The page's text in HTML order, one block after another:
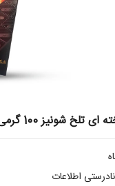
تلخ شونیز 100 گرمی
اطلاعات